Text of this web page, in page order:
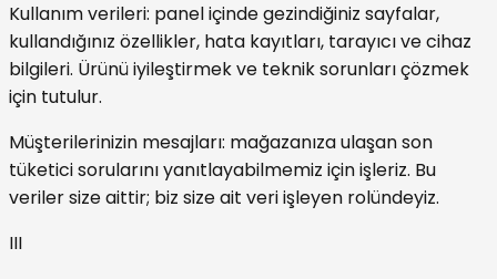
Kullanım verileri: panel içinde gezindiğiniz sayfalar,
kullandığınız özellikler, hata kayıtları, tarayıcı ve cihaz
bilgileri. Ürünü iyileştirmek ve teknik sorunları çözmek
için tutulur.
Müşterilerinizin mesajları: mağazanıza ulaşan son
tüketici sorularını yanıtlayabilmemiz için işleriz. Bu
veriler size aittir; biz size ait veri işleyen rolündeyiz.
III